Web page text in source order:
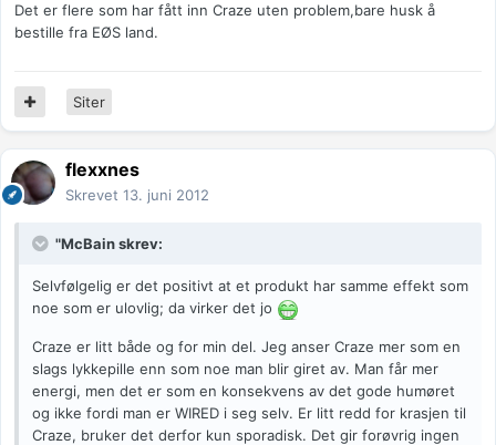
Det er flere som har fått inn Craze uten problem,bare husk å
bestille fra EØS land.
Siter
flexxnes
Skrevet 13. juni 2012
"McBain skrev:
Selvfølgelig er det positivt at et produkt har samme effekt som
noe som er ulovlig; da virker det jo
Craze er litt både og for min del. Jeg anser Craze mer som en
slags lykkepille enn som noe man blir giret av. Man får mer
energi, men det er som en konsekvens av det gode humøret
og ikke fordi man er WIRED i seg selv. Er litt redd for krasjen til
Craze, bruker det derfor kun sporadisk. Det gir forøvrig ingen